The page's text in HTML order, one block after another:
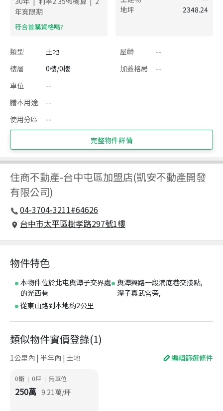
年寬限期
​符合首購資格嗎?
地坪
2348.24
類型 土地 屋齡
--
樓層
0樓/0樓 加蓋格局
--
車位
--
謄本用途
--
使用分區
--
完整物件詳情
住商不動產-台中屯區加盟店(凱安不動產開發
有限公司)
04-3704-3211#64626
台中市太平區樹孝路297號1樓
物件特色
本物件位於北屯與潭子交界處
的光西巷
與潭興路一段湳底巷交接點,
潭子真武宮旁,
從東山路到本地約2公里
類似物件實價登錄(1)
1公里內 | 半年內 | 土地 編輯篩選條件
0衛 | 0坪 | 無車位
250萬 9.21萬/坪